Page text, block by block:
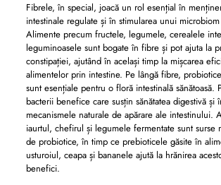
Fibrele, în special, joacă un rol esențial în
intestinale regulate și în stimularea unui
Alimente precum fructele, legumele, cerealele
leguminoasele sunt bogate în fibre și pot ajuta la
constipației, ajutând în același timp la mișcarea
alimentelor prin intestine. Pe lângă fibre,
sunt esențiale pentru o floră intestinală sănătoasă.
bacterii benefice care susțin sănătatea digestivă și
mecanismele naturale de apărare ale intestinului.
iaurtul, chefirul și legumele fermentate sunt surse
de probiotice, în timp ce prebioticele găsite în
usturoiul, ceapa și bananele ajută la hrănirea
benefici.